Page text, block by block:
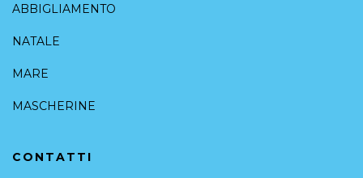
ABBIGLIAMENTO
NATALE
MARE
MASCHERINE
CONTATTI